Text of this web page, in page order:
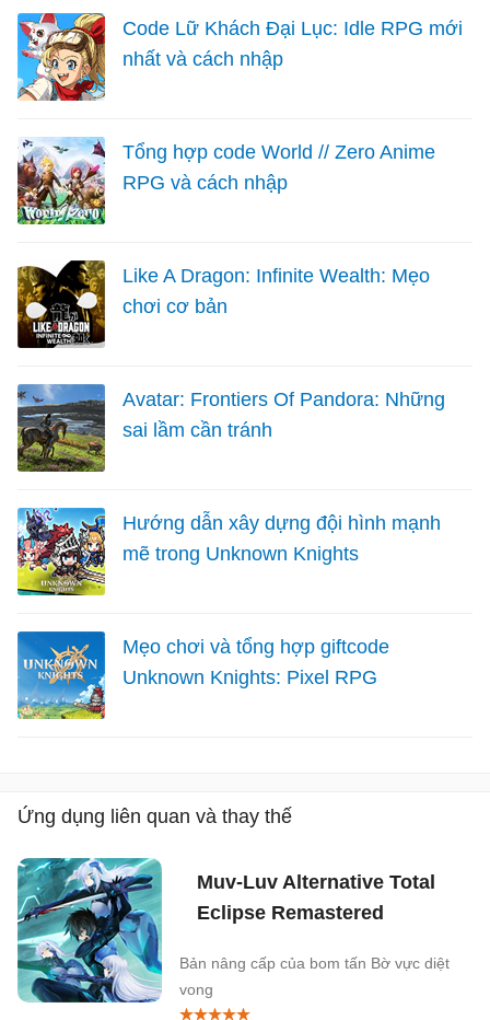
Code Lữ Khách Đại Lục: Idle RPG mới
nhất và cách nhập
Tổng hợp code World // Zero Anime
RPG và cách nhập
Like A Dragon: Infinite Wealth: Mẹo
chơi cơ bản
Avatar: Frontiers Of Pandora: Những
sai lầm cần tránh
Hướng dẫn xây dựng đội hình mạnh
mẽ trong Unknown Knights
Mẹo chơi và tổng hợp giftcode
Unknown Knights: Pixel RPG
Ứng dụng liên quan và thay thế
Muv-Luv Alternative Total
Eclipse Remastered
Bản nâng cấp của bom tấn Bờ vực diệt
vong